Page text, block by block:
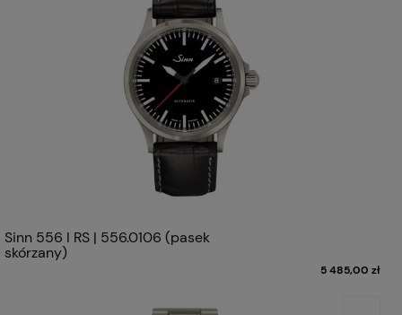
Sinn 556 I RS | 556.0106 (pasek
skórzany)
5 485,00 zł